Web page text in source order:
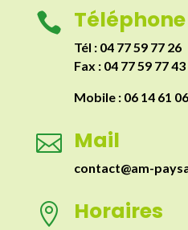
 Téléphone
Tél : 04 77 59 77 26
Fax : 04 77 59 77 43
Mobile : 06 14 61
 Mail
contact@am-
 Horaires